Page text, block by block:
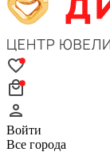
Войти
Все города